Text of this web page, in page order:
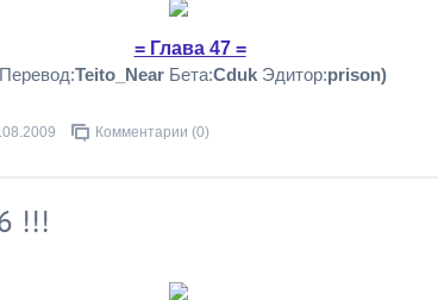
= Глава 47 =
Перевод:Teito_Near Бета:Cduk Эдитор:prison)
Комментарии (0)
!!!